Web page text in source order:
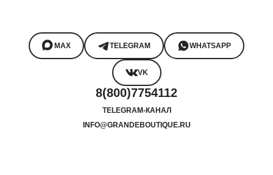
MAX TELEGRAM WHATSAPP
VK
8(800)7754112
TELEGRAM-КАНАЛ
INFO@GRANDEBOUTIQUE.RU